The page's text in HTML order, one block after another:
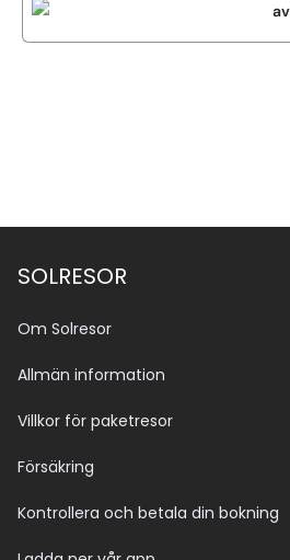
SOLRESOR
Om Solresor
Allmän information
Villkor för paketresor
Försäkring
Kontrollera och betala din bokning